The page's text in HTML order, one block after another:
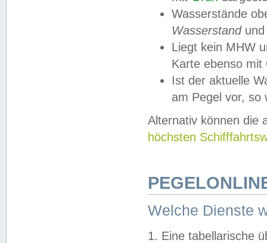
Wasserstände
Wasserstandund
Liegt kein MHW
Karte ebenso mit
Ist der aktuelle
am Pegel vor,
Alternativ können die
höchsten
Welche Dienste
1. Eine tabellarische